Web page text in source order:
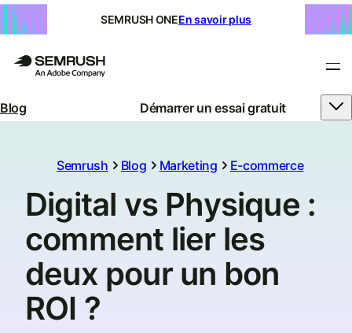
SEMRUSH ONEEn savoir plus
Blog Démarrer un essai gratuit
Semrush Blog Marketing E-commerce
Digital vs Physique :
comment lier les
deux pour un bon
ROI ?